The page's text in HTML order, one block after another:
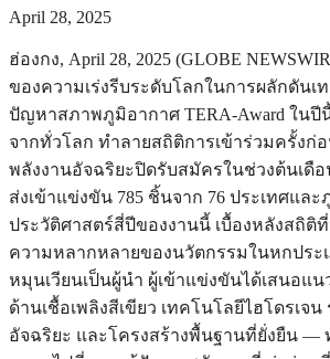
April 28, 2025
ฮ่องกง, April 28, 2025 (GLOBE
ของความเร่งรีบระดับโลกในการผลักดันเ
ปัญหาสภาพภูมิอากาศ TERA-Award ในปี
จากทั่วโลก ทำลายสถิติการเข้าร่วมครั้งก่
พลังงานอัจฉริยะปิดรับสมัครในช่วงต้นเดื
ส่งเข้าแข่งขัน 785 ชิ้นจาก 76 ประเทศแ
ประวัติศาสตร์สี่ปีของงานนี้ เบื้องหลังสถิติ
ความหลากหลายของนวัตกรรมในหกประ
หมุนเวียนเป็นผู้นำ ผู้เข้าแข่งขันได้เสนอแ
ด้านเชื้อเพลิงสีเขียว เทคโนโลยีไฮโดรเจ
อัจฉริยะ และโครงสร้างพื้นฐานที่ยั่งยืน —